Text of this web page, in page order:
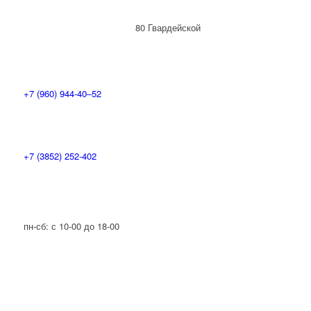
80 Гвардейской
+7 (960) 944-40‒52
+7 (3852) 252-402
пн-сб: с 10-00 до 18-00